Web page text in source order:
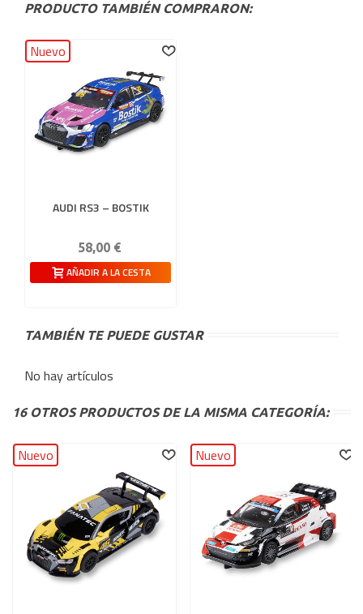
PRODUCTO TAMBIÉN COMPRARON:
Nuevo
AUDI RS3 – BOSTIK
58,00 €
AÑADIR A LA CESTA
TAMBIÉN TE PUEDE GUSTAR
No hay artículos
16 OTROS PRODUCTOS DE LA MISMA CATEGORÍA:
Nuevo Nuevo